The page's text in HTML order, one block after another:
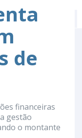
de
financeiras
gestão
o montante